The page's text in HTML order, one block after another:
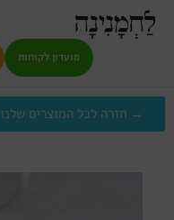
מועדון לקוחות
→ חזרה לכל המוצרים שלנו